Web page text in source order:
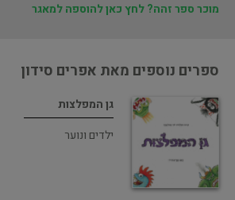
מוכר ספר זהה? לחץ כאן להוספה למאגר
ספרים נוספים מאת אפרים סידון
גן המפלצות
ילדים ונוער